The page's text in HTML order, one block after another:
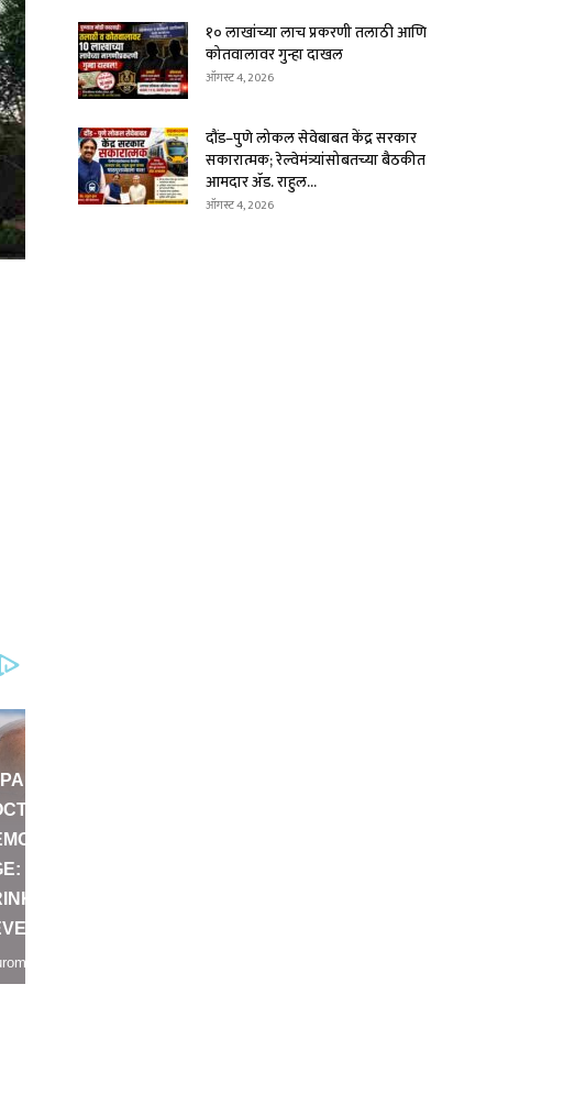
१० लाखांच्या लाच प्रकरणी तलाठी आणि
कोतवालावर गुन्हा दाखल
ऑगस्ट 4, 2026
दौंड–पुणे लोकल सेवेबाबत केंद्र सरकार
सकारात्मक; रेल्वेमंत्र्यांसोबतच्या बैठकीत
आमदार ॲड. राहुल...
ऑगस्ट 4, 2026